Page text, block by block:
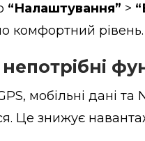
“Налаштування” >
комфортний рівень.
мобільні дані
Це знижує